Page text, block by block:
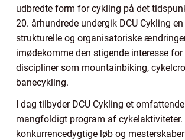
udbredte form for cykling på det
20. århundrede undergik DCU Cykling
strukturelle og organisatoriske
imødekomme den stigende interesse for
discipliner som mountainbiking,
banecykling.
I dag tilbyder DCU Cykling et
mangfoldigt program af cykelaktiviteter.
konkurrencedygtige løb og